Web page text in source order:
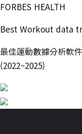
FORBES HEALTH
Best Workout data
最佳運動數據分析軟件
(2022~2025)